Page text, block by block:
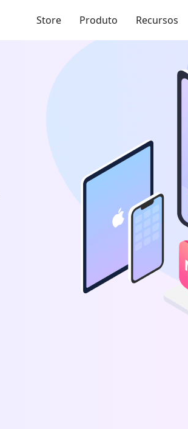
Store Produto Recursos